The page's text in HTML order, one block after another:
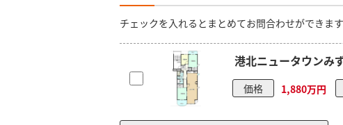
チェックを入れるとまとめてお問合わせができます
港北ニュータウン
価格 1,880万円